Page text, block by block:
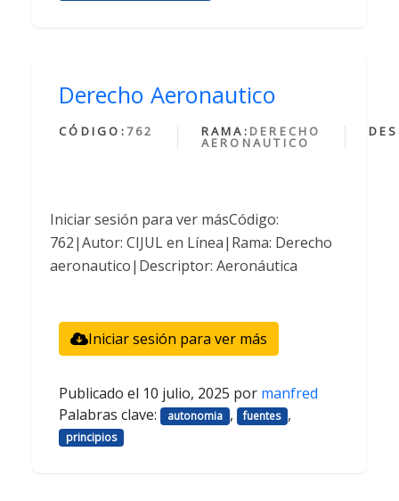
Derecho Aeronautico
CÓDIGO: 762 RAMA: DERECHO
AERONAUTICO
Iniciar sesión para ver másCódigo:
762|Autor: CIJUL en Línea|Rama: Derecho
aeronautico|Descriptor: Aeronáutica
Iniciar sesión para ver más
Publicado el 10 julio, 2025 por manfred
Palabras clave:
autonomia , fuentes ,
principios